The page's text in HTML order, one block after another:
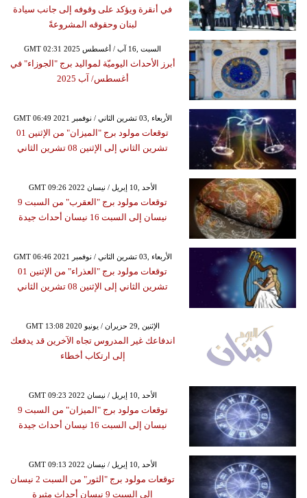
في أنقرة ويؤكد على وقوفه إلى جانب سيادة
لبنان وحقوقه المشروعةً
GMT 02:31 2025 السبت ,16 آب / أغسطس
أبرز الأحداث اليوميّة لمواليد برج "الجوزاء" في
أغسطس/ آب 2025
GMT 06:49 2021 الأربعاء ,03 تشرين الثاني / نوفمبر
توقعات مولود برج "الميزان" من الإثنين 01
تشرين الثاني إلى الإثنين 08 تشرين الثاني
GMT 09:26 2022 الأحد ,10 إبريل / نيسان
توقعات مولود برج "العقرب" من السبت 9
نيسان إلى السبت 16 نيسان أحداث جيدة
GMT 06:46 2021 الأربعاء ,03 تشرين الثاني / نوفمبر
توقعات مولود برج "العذراء" من الإثنين 01
تشرين الثاني إلى الإثنين 08 تشرين الثاني
GMT 13:08 2020 الإثنين ,29 حزيران / يونيو
اندفاعك غير المدروس تجاه الآخرين قد يدفعك
إلى ارتكاب أخطاء
GMT 09:23 2022 الأحد ,10 إبريل / نيسان
توقعات مولود برج "الميزان" من السبت 9
نيسان إلى السبت 16 نيسان أحداث جيدة
GMT 09:13 2022 الأحد ,10 إبريل / نيسان
توقعات مولود برج "الثور" من السبت 2 نيسان
إلى السبت 9 نيسان أحداث مثيرة